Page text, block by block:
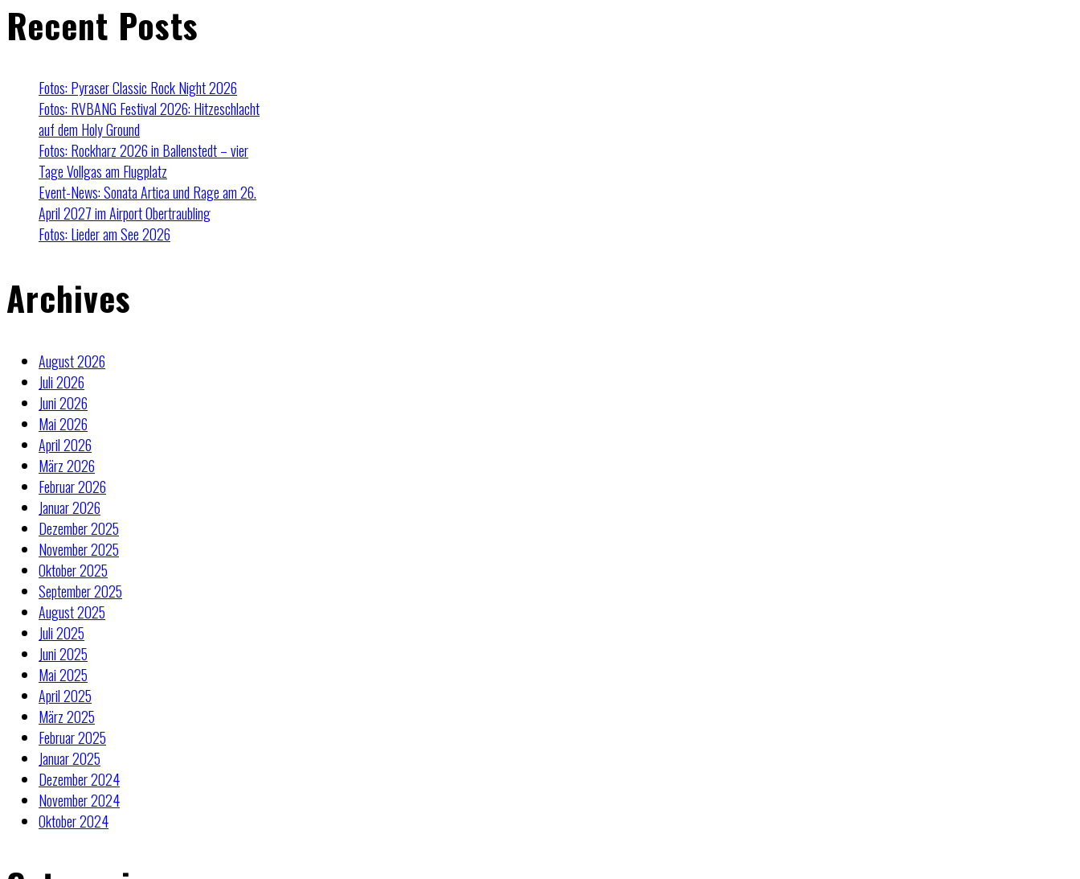
Recent Posts
Fotos: Pyraser Classic Rock Night 2026
Fotos: RVBANG Festival 2026: Hitzeschlacht
auf dem Holy Ground
Fotos: Rockharz 2026 in Ballenstedt – vier
Tage Vollgas am Flugplatz
Event-News: Sonata Artica und Rage am 26.
April 2027 im Airport Obertraubling
Fotos: Lieder am See 2026
Archives
August 2026
Juli 2026
Juni 2026
Mai 2026
April 2026
März 2026
Februar 2026
Januar 2026
Dezember 2025
November 2025
Oktober 2025
September 2025
August 2025
Juli 2025
Juni 2025
Mai 2025
April 2025
März 2025
Februar 2025
Januar 2025
Dezember 2024
November 2024
Oktober 2024